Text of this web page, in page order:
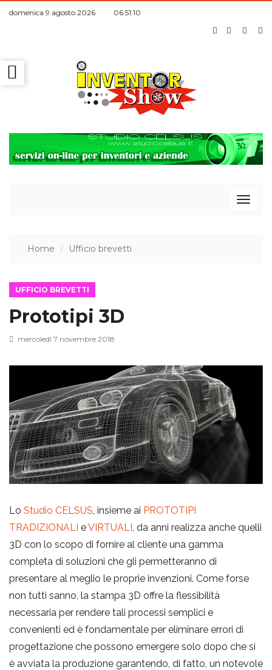
domenica 9 agosto 2026 06:51:11
n
v
a
Home Ufficio brevetti
UFFICIO BREVETTI
Prototipi 3D
mercoledì 7 novembre 2018
Lo Studio CELSUS , insieme ai PROTOTIPI
TRADIZIONALI eVIRTUALI , da anni realizza anche quelli
3D con lo scopo di fornire al cliente una gamma
completa di soluzioni che gli permetteranno di
presentare al meglio le proprie invenzioni. Come forse
non tutti sanno, la stampa 3D offre la flessibilità
necessaria per rendere tali processi semplici e
convenienti ed è fondamentale per eliminare errori di
progettazione che possono emergere solo dopo che si
è avviata la produzione garantendo, di fatto, un notevole